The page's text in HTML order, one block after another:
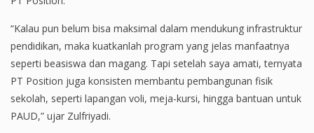
“Kalau pun belum bisa maksimal dalam mendukung infrastruktur
pendidikan, maka kuatkanlah program yang jelas manfaatnya
seperti beasiswa dan magang. Tapi setelah saya amati, ternyata
PT Position juga konsisten membantu pembangunan fisik
sekolah, seperti lapangan voli, meja-kursi, hingga bantuan untuk
PAUD,” ujar Zulfriyadi.